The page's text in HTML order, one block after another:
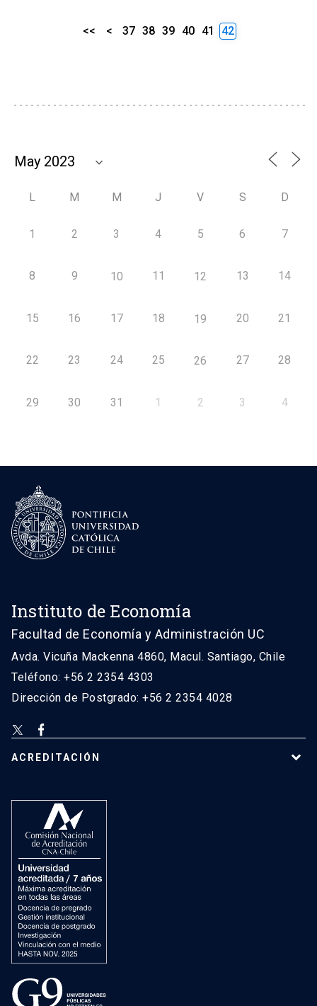
<< < 37 38 39 40 41 42
L M M J V S D
1 2 3 4 5 6 7
8 9 10 11 12 13 14
15 16 17 18 19 20 21
22 23 24 25 26 27 28
29 30 31 1 2 3 4
Instituto de Economía
Facultad de Economía y Administración UC
Avda. Vicuña Mackenna 4860, Macul. Santiago, Chile
Teléfono: +56 2 2354 4303
Dirección de Postgrado: +56 2 2354 4028
ACREDITACIÓN